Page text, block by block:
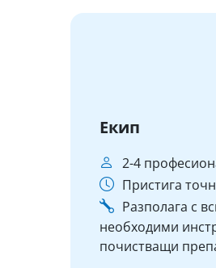
Екип
2-4
Пристига
Разполага с
необходими
почистващи